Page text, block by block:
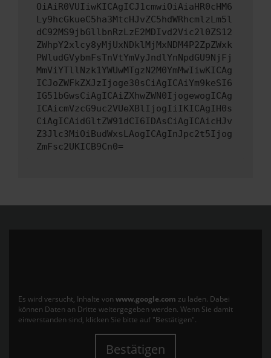
OiAiR0VUIiwKICAgICJ1cmwiOiAiaHR0cHM6
Ly9hcGkueC5ha3MtcHJvZC5hdWRhcmlzLm5l
dC92MS9jbGllbnRzLzE2MDIvd2Vic2l0ZS12
ZWhpY2xlcy8yMjUxNDklMjMxNDM4P2ZpZWxk
PWludGVybmFsTnVtYmVyJndlYnNpdGU9NjFj
MmViYTllNzk1YWUwMTgzN2M0YmMwIiwKICAg
ICJoZWFkZXJzIjoge30sCiAgICAiYm9keSI6
IG51bGwsCiAgICAiZXhwZWN0IjogewogICAg
ICAicmVzcG9uc2VUeXBlIjogIiIKICAgIH0s
CiAgICAidGltZW91dCI6IDAsCiAgICAicHJv
Z3Jlc3MiOiBudWxsLAogICAgInJpc2t5Ijog
ZmFsc2UKICB9Cn0=
Es wird versucht, Inhalte von www.google.com zu laden. Dabei
können Daten an Dritte weitergegeben werden. Wenn Sie damit
einverstanden sind, klicken Sie bitte auf "Bestätigen".
Bestätigen